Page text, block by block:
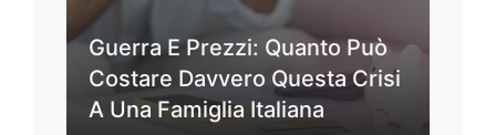
Guerra E Prezzi: Quanto Può
Costare Davvero Questa Crisi
A Una Famiglia Italiana